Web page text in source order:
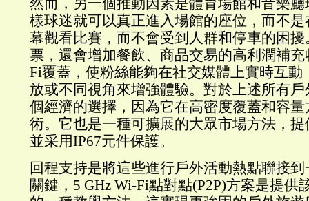
然而，另一個推動因素是體育場館和音樂
樣球迷就可以真正進入場館的座位，而不
幕觀看比賽，而不會受到人群和停車的困
票，還會增加餐飲、商品交易的高利潤補
Fi覆蓋，使粉絲能夠在社交媒體上實時互動
放或不同視角來增強體驗。對於上述所有
個經濟的選擇，因為它在高密度覆蓋和容
術。它也是一種可擴展的大眾市場方法，
並采用IP67元件保護。
回程支持是將這些進行戶外活動熱點聯接
關鍵，5 GHz Wi-Fi點對點(P2P)方案是提供